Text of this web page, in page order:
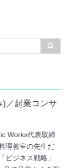
)／起業コンサ
Works代表取締
理教室の先生だ
ビジネス戦略」